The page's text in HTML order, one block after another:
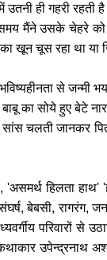
में उतनी ही गहरी
मैंने उसके चेहरे
खून चूस रहा था या
से जन्मी
का सोये हुए बेटे
चलती जानकर
हिलता हाथ'
बेबसी, रागरंग,
परिवारों से
उपेन्द्रनाथ